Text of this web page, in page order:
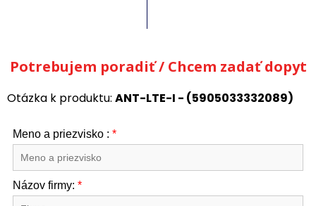
Potrebujem poradiť / Chcem zadať dopyt
Otázka k produktu: ANT-LTE-I - (5905033332089)